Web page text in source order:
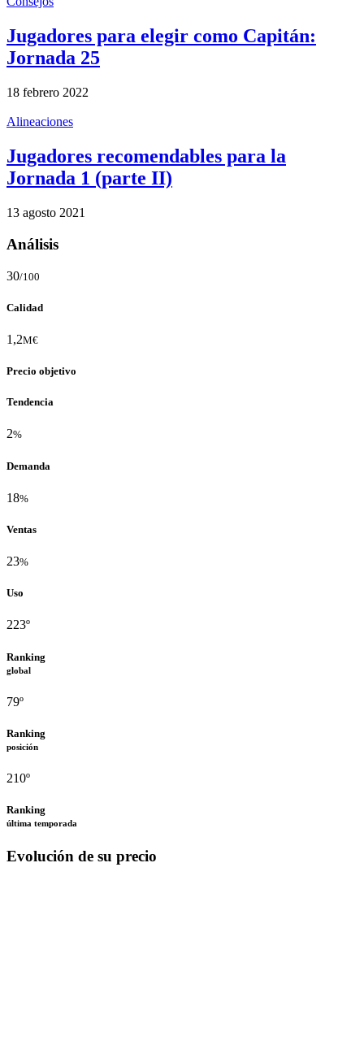
Jugadores para elegir como Capitán:
Jornada 25
18 febrero 2022
Alineaciones
Jugadores recomendables para la
Jornada 1 (parte II)
13 agosto 2021
Análisis
30/100
Calidad
1,2M€
Precio objetivo
Tendencia
2%
Demanda
18%
Ventas
23%
Uso
223º
Ranking
global
79º
Ranking
posición
210º
Ranking
última temporada
Evolución de su precio